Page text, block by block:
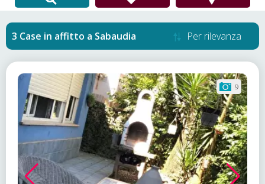
Case in affitto a Sabaudia Per rilevanza
9